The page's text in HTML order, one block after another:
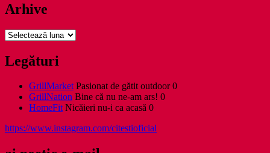
Arhive
Arhive
Legături
GrillMarketPasionat de gătit outdoor 0
GrillNation Bine că nu ne-am ars! 0
HomeFitNicăieri nu-i ca acasă 0
https://www.instagram.com/citestioficial